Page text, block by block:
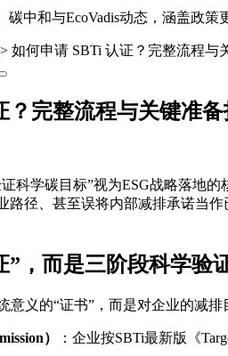
碳中和与EcoVadis动态，涵盖政策
> 如何申请 SBTi 认证？完整流程与
？完整流程与关键准
科学碳目标”视为ESG战略落地的
路径、甚至误将内部减排承诺当
”，而是三阶段科学验
意义的“证书”，而是对企业的减
）
：企业按SBTi最新版《